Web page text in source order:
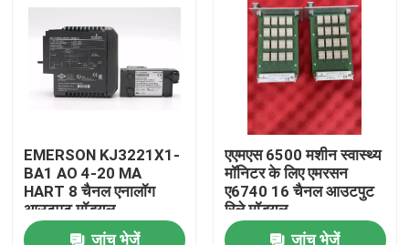
EMERSON KJ3221X1-
BA1 AO 4-20 MA
HART 8 चैनल एनालॉग
आउटपुट मॉड्यूल
जांच भेजें
एएमएस 6500 मशीन स्वास्थ्य
मॉनिटर के लिए एमरसन
ए6740 16 चैनल आउटपुट
रिले मॉड्यूल
जांच भेजें